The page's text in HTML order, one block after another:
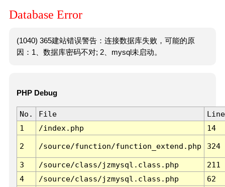
Database Error
(1040) 365建站错误警告：连接数据库失败，可能的原
因：1、数据库密码不对; 2、mysql未启动。
PHP Debug
No. File
Line
1
/index.php 14
2 /source/function/function_extend.php 324
3 /source/class/jzmysql.class.php
211
4
/source/class/jzmysql.class.php
62